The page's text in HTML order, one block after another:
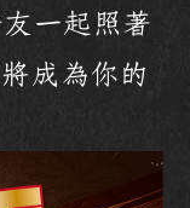
一起照著
成為你的